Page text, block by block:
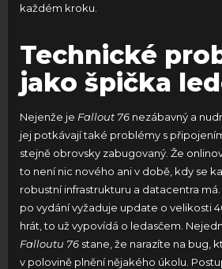
každém kroku.
Technické
jako špička
Nejenže je Fallout 76 nezábavný a
jej potkávají také problémy s
stejně obrovsky zabugovaný. Že
to není nic nového ani v době, kdy se
robustní infrastrukturu a datacentra
po vydání vyžaduje update o velikosti
hrát, to už vypovídá o ledasčem.
Falloutu 76 stane, že narazíte na bug,
v polovině plnění nějakého úkolu.